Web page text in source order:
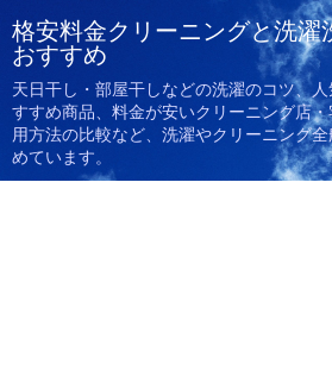
格安料金クリーニングと洗濯
おすすめ
天日干し・部屋干しなどの洗濯のコツ、
すすめ商品、料金が安いクリーニング店
用方法の比較など、洗濯やクリーニング
めています。